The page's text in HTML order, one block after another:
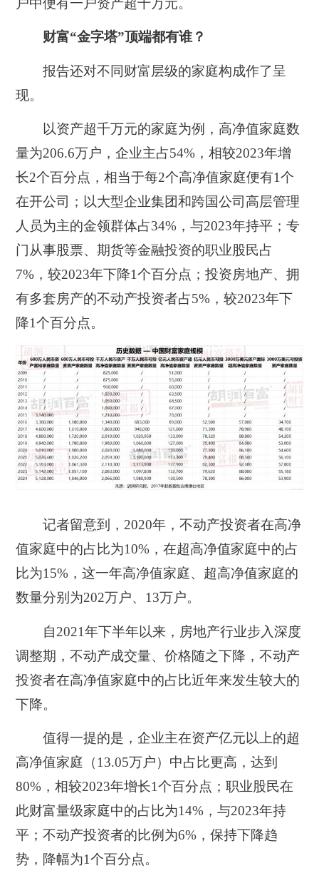
户中便有一户资产超千万元。
财富“金字塔”顶端都有谁？
报告还对不同财富层级的家庭构成作了呈
现。
以资产超千万元的家庭为例，高净值家庭数
量为206.6万户，企业主占54%，相较2023年增
长2个百分点，相当于每2个高净值家庭便有1个
在开公司；以大型企业集团和跨国公司高层管理
人员为主的金领群体占34%，与2023年持平；专
门从事股票、期货等金融投资的职业股民占
7%，较2023年下降1个百分点；投资房地产、拥
有多套房产的不动产投资者占5%，较2023年下
降1个百分点。
记者留意到，2020年，不动产投资者在高净
值家庭中的占比为10%，在超高净值家庭中的占
比为15%，这一年高净值家庭、超高净值家庭的
数量分别为202万户、13万户。
自2021年下半年以来，房地产行业步入深度
调整期，不动产成交量、价格随之下降，不动产
投资者在高净值家庭中的占比近年来发生较大的
下降。
值得一提的是，企业主在资产亿元以上的超
高净值家庭（13.05万户）中占比更高，达到
80%，相较2023年增长1个百分点；职业股民在
此财富量级家庭中的占比为14%，与2023年持
平；不动产投资者的比例为6%，保持下降趋
势，降幅为1个百分点。